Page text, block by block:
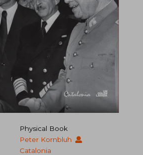
Physical Book
Peter Kornbluh
Catalonia